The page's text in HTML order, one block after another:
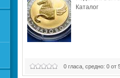
Каталог
0 гласа, средно: 0 от